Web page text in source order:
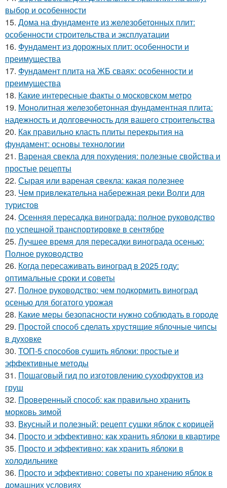
выбор и особенности
15. Дома на фундаменте из железобетонных плит:
особенности строительства и эксплуатации
16. Фундамент из дорожных плит: особенности и
преимущества
17. Фундамент плита на ЖБ сваях: особенности и
преимущества
18. Какие интересные факты о московском метро
19. Монолитная железобетонная фундаментная плита:
надежность и долговечность для вашего строительства
20. Как правильно класть плиты перекрытия на
фундамент: основы технологии
21. Вареная свекла для похудения: полезные свойства и
простые рецепты
22. Сырая или вареная свекла: какая полезнее
23. Чем привлекательна набережная реки Волги для
туристов
24. Осенняя пересадка винограда: полное руководство
по успешной транспортировке в сентябре
25. Лучшее время для пересадки винограда осенью:
Полное руководство
26. Когда пересаживать виноград в 2025 году:
оптимальные сроки и советы
27. Полное руководство: чем подкормить виноград
осенью для богатого урожая
28. Какие меры безопасности нужно соблюдать в городе
29. Простой способ сделать хрустящие яблочные чипсы
в духовке
30. ТОП-5 способов сушить яблоки: простые и
эффективные методы
31. Пошаговый гид по изготовлению сухофруктов из
груш
32. Проверенный способ: как правильно хранить
морковь зимой
33. Вкусный и полезный: рецепт сушки яблок с корицей
34. Просто и эффективно: как хранить яблоки в квартире
35. Просто и эффективно: как хранить яблоки в
холодильнике
36. Просто и эффективно: советы по хранению яблок в
домашних условиях